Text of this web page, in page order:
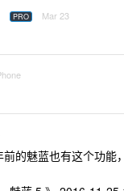
PRO Mar 23
的魅蓝也有这个功能